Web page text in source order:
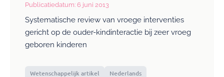
Publicatiedatum: 6 juni 2013
Systematische review van vroege interventies
gericht op de ouder-kindinteractie bij zeer vroeg
geboren kinderen
Wetenschappelijk artikel Nederlands